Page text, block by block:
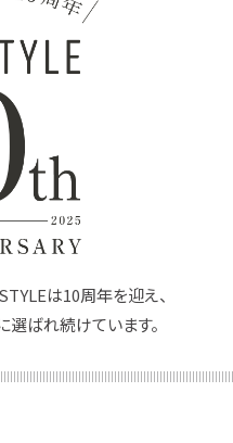
は10周年を迎え、
選ばれ続けています。